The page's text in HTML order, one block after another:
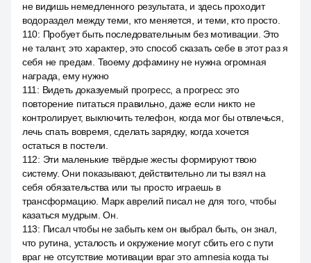
не видишь немедленного результата, и здесь проходит
водораздел между теми, кто меняется, и теми, кто просто.
110: Пробует быть последовательным без мотивации. Это
не талант, это характер, это способ сказать себе в этот раз я
себя не предам. Твоему дофамину не нужна огромная
награда, ему нужно
111 : Видеть доказуемый прогресс, а прогресс это
повторение питаться правильно, даже если никто не
контролирует, выключить телефон, когда мог бы отвлечься,
лечь спать вовремя, сделать зарядку, когда хочется
остаться в постели.
112: Эти маленькие твёрдые жесты формируют твою
систему. Они показывают, действительно ли ты взял на
себя обязательства или ты просто играешь в
трансформацию. Марк аврелий писал не для того, чтобы
казаться мудрым. Он.
113: Писал чтобы не забыть кем он выбрал быть, он знал,
что рутина, усталость и окружение могут сбить его с пути
враг не отсутствие мотивации враг это amnesia когда ты